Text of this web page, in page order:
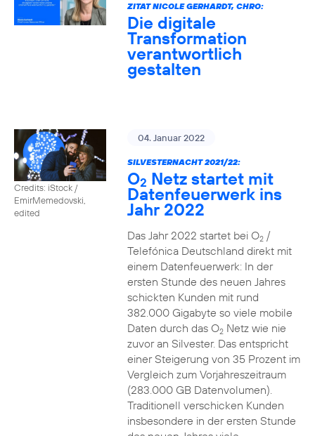
ZITAT NICOLE GERHARDT, CHRO:
Die digitale
Transformation
verantwortlich
gestalten
Credits: iStock /
EmirMemedovski,
edited
04. Januar 2022
SILVESTERNACHT 2021/22:
O2 Netz startet mit
Datenfeuerwerk ins
Jahr 2022
Das Jahr 2022 startet bei O2/
Telefónica Deutschland direkt mit
einem Datenfeuerwerk: In der
ersten Stunde des neuen Jahres
schickten Kunden mit rund
382.000 Gigabyte so viele mobile
Daten durch das O2Netz wie nie
zuvor an Silvester. Das entspricht
einer Steigerung von 35 Prozent im
Vergleich zum Vorjahreszeitraum
(283.000 GB Datenvolumen).
Traditionell verschicken Kunden
insbesondere in der ersten Stunde